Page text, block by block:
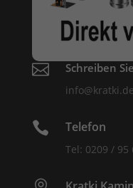
 Schreiben
info@kratki.de
 Telefon
Tel: 0209 / 95